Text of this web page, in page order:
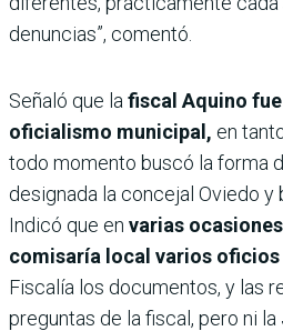
denuncias”, comentó.
Señaló que la fiscal Aquino
oficialismo municipal, en
todo momento buscó la forma
designada la concejal Oviedo y
Indicó que en varias
comisaría local varios oficios
Fiscalía los documentos, y las
preguntas de la fiscal, pero ni la